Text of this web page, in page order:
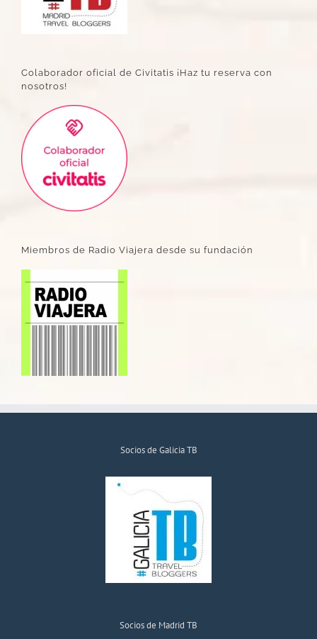
Colaborador oficial de Civitatis ¡Haz tu reserva con
nosotros!
Miembros de Radio Viajera desde su fundación
Socios de Galicia TB
Socios de Madrid TB